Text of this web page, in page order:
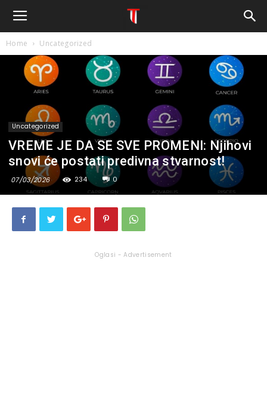
Home Uncategorized
Uncategorized
VREME JE DA SE SVE PROMENI: Njihovi
snovi će postati predivna stvarnost!
07/03/2026 234 0
Oglasi - Advertisement